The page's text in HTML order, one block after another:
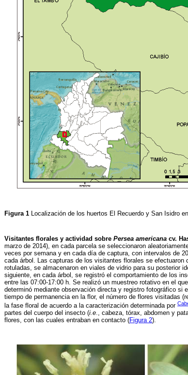
Figura 1 Localización de los huertos El Recuerdo y San Isidro
Visitantes florales y actividad sobre Persea americana cv.
marzo de 2014), en cada parcela se seleccionaron
veces por semana y en cada día de captura, con intervalos de
cada árbol. Las capturas de los visitantes florales se
rotuladas, se almacenaron en viales de vidrio para su posterior
siguiente, en cada árbol, se registró el comportamiento de los
entre las 07:00-17:00 h. Se realizó un muestreo rotativo en el
determinó mediante observación directa y registro fotográfico
tiempo de permanencia en la flor, el número de flores visitadas
la fase floral de acuerdo a la caracterización determinada por
partes del cuerpo del insecto (i.e ., cabeza, tórax, abdomen y
flores, con las cuales entraban en contacto (Figura 2).